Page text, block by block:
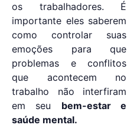
os trabalhadores. É
importante eles saberem
como controlar suas
emoções para que
problemas e conflitos
que acontecem no
trabalho não interfiram
em seu bem-estar e
saúde mental.